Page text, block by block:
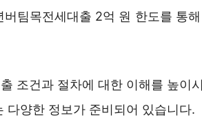
팀목전세대출 2억 원 한도를 통해
조건과 절차에 대한 이해를 높이
다양한 정보가 준비되어 있습니다.